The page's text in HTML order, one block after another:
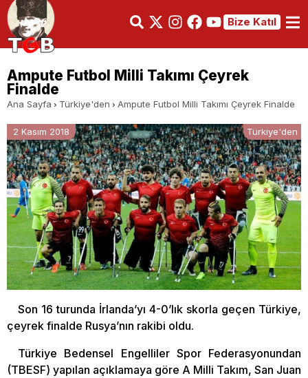
Bize Katıl
Ampute Futbol Milli Takımı Çeyrek
Finalde
Ana Sayfa Türkiye'den Ampute Futbol Milli Takımı Çeyrek Finalde
2 Kasım 2018 Türkiye'den
Son 16 turunda İrlanda’yı 4-0’lık skorla geçen Türkiye,
çeyrek finalde Rusya’nın rakibi oldu.
Türkiye Bedensel Engelliler Spor Federasyonundan
(TBESF) yapılan açıklamaya göre A Milli Takım, San Juan